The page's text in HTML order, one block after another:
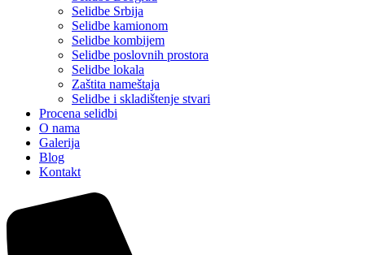
Selidbe Srbija
Selidbe kamionom
Selidbe kombijem
Selidbe poslovnih prostora
Selidbe lokala
Zaštita nameštaja
Selidbe i skladištenje stvari
Procena selidbi
O nama
Galerija
Blog
Kontakt